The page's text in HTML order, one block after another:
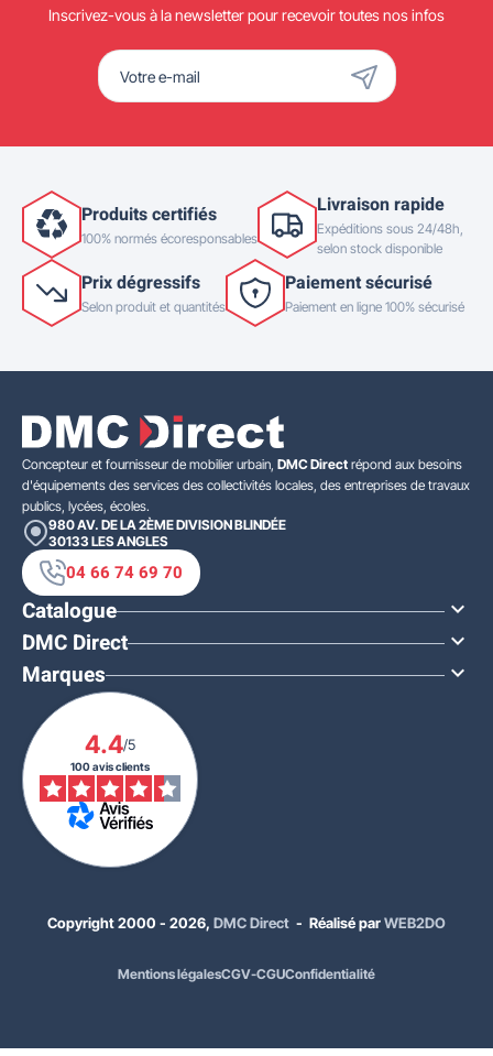
649,20 €TTC
Inscrivez-vous à la newsletter pour recevoir toutes nos infos
Produits certifiés
100% normés écoresponsables
Livraison rapide
Expéditions sous 24/48h,
selon stock disponible
Prix dégressifs
Selon produit et quantités
Paiement sécurisé
Paiement en ligne 100% sécurisé
Concepteur et fournisseur de mobilier urbain, DMC Direct répond aux besoins
d'équipements des services des collectivités locales, des entreprises de travaux
publics, lycées, écoles.
980 AV. DE LA 2ÈME DIVISION BLINDÉE
30133 LES ANGLES
04 66 74 69 70
Catalogue 
DMC Direct 
Marques 
4.4/5
100 avis clients
Copyright 2000 - 2026, DMC Direct - Réalisé parWEB2DO
Mentions légalesCGV-CGUConfidentialité